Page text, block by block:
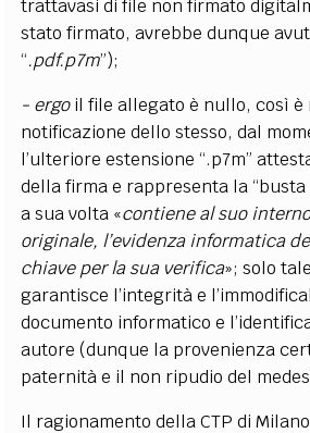
trattavasi di file non firmato
stato firmato, avrebbe dunque
“.pdf.p7m”);
- ergoil file allegato è nullo, così
notificazione dello stesso, dal
l’ulteriore estensione “.p7m”
della firma e rappresenta la
a sua volta «contiene al suo
originale, l’evidenza informatica
chiave per la sua verifica»; solo
garantisce l’integrità e
documento informatico e
autore (dunque la provenienza
paternità e il non ripudio del
Il ragionamento della CTP di